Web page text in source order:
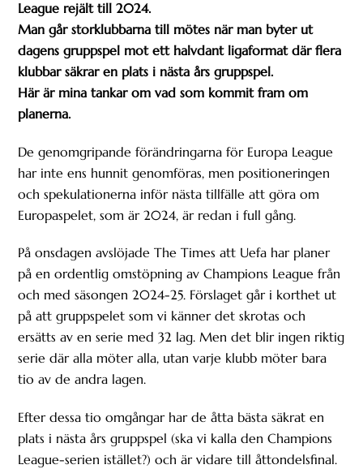
League rejält till 2024.
Man går storklubbarna till mötes när man byter ut
dagens gruppspel mot ett halvdant ligaformat där flera
klubbar säkrar en plats i nästa års gruppspel.
Här är mina tankar om vad som kommit fram om
planerna.
De genomgripande förändringarna för Europa League
har inte ens hunnit genomföras, men positioneringen
och spekulationerna inför nästa tillfälle att göra om
Europaspelet, som är 2024, är redan i full gång.
På onsdagen avslöjade The Times att Uefa har planer
på en ordentlig omstöpning av Champions League från
och med säsongen 2024-25. Förslaget går i korthet ut
på att gruppspelet som vi känner det skrotas och
ersätts av en serie med 32 lag. Men det blir ingen riktig
serie där alla möter alla, utan varje klubb möter bara
tio av de andra lagen.
Efter dessa tio omgångar har de åtta bästa säkrat en
plats i nästa års gruppspel (ska vi kalla den Champions
League-serien istället?) och är vidare till åttondelsfinal.